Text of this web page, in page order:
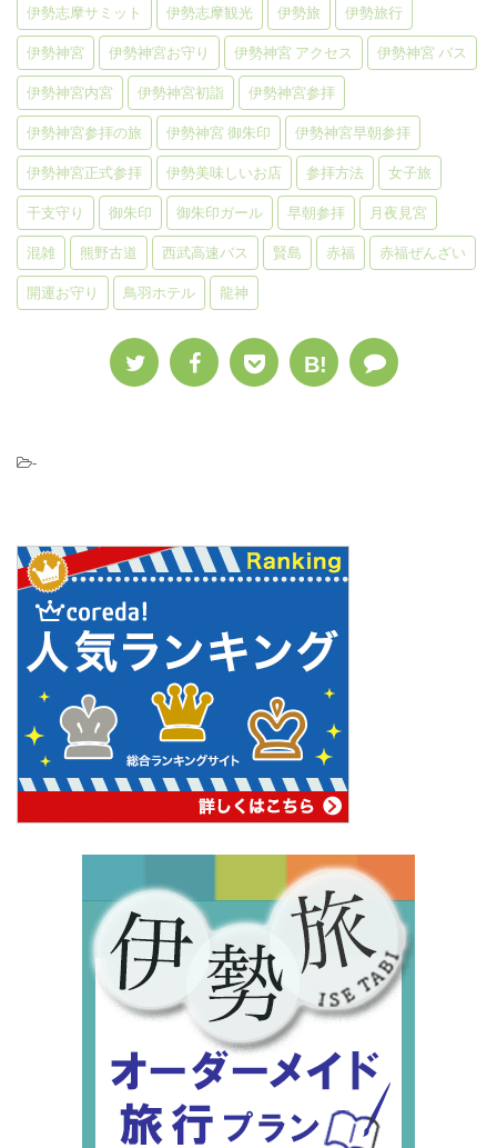
伊勢志摩サミット 伊勢志摩観光 伊勢旅 伊勢旅行
伊勢神宮 伊勢神宮お守り 伊勢神宮 アクセス 伊勢神宮 バス
伊勢神宮内宮 伊勢神宮初詣 伊勢神宮参拝
伊勢神宮参拝の旅 伊勢神宮 御朱印 伊勢神宮早朝参拝
伊勢神宮正式参拝 伊勢美味しいお店 参拝方法 女子旅
干支守り 御朱印 御朱印ガール 早朝参拝 月夜見宮
混雑 熊野古道 西武高速バス 賢島 赤福 赤福ぜんざい
開運お守り 鳥羽ホテル 龍神
B!
-